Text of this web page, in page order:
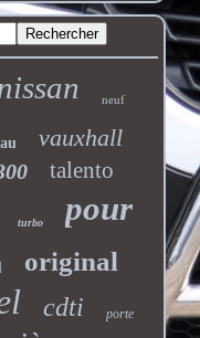
neuf
vauxhall
talento
turbo pour
original
cdti porte